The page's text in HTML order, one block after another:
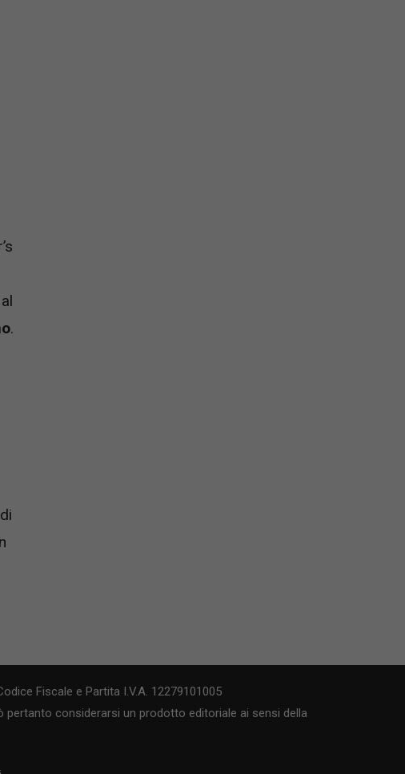
.
Fiscale e Partita I.V.A. 12279101005
considerarsi un prodotto editoriale ai sensi della